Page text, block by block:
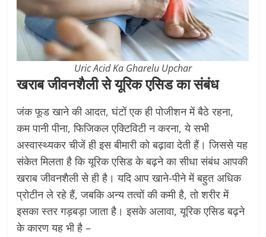
Uric Acid Ka Gharelu Upchar
खराब जीवनशैली से यूरिक एसिड का संबंध
जंक फूड खाने की आदत, घंटों एक ही पोजीशन में बैठे रहना,
कम पानी पीना, फिजिकल एक्टिविटी न करना, ये सभी
अस्वास्थ्यकर चीजें ही इस बीमारी को बढ़ावा देती हैं। जिससे यह
संकेत मिलता है कि यूरिक एसिड के बढ़ने का सीधा संबंध आपकी
खराब जीवनशैली से ही है। यदि आप खाने-पीने में बहुत अधिक
प्रोटीन ले रहे हैं, जबकि अन्य तत्वों की कमी है, तो शरीर में
इसका स्तर गड़बड़ा जाता है। इसके अलावा, यूरिक एसिड बढ़ने
के कारण यह भी है –